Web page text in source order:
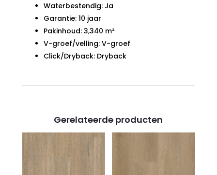
Waterbestendig: Ja
Garantie: 10 jaar
Pakinhoud: 3,340 m²
V-groef/velling: V-groef
Click/Dryback: Dryback
Gerelateerde producten